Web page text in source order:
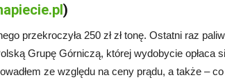
)
przekroczyła 250 zł zł tonę. Ostatni raz
Grupę Górniczą, której wydobycie opłaca
ze względu na ceny prądu, a także –